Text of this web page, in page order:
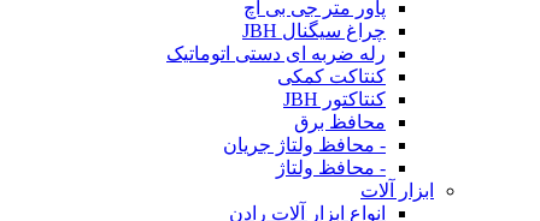
پاور متر جی بی اچ
چراغ سیگنال JBH
رله ضربه ای دستی اتوماتیک
کنتاکت کمکی
کنتاکتور JBH
محافظ برق
- محافظ ولتاژ جریان
- محافظ ولتاژ
ابزار آلات
انواع ابزار آلات رادن